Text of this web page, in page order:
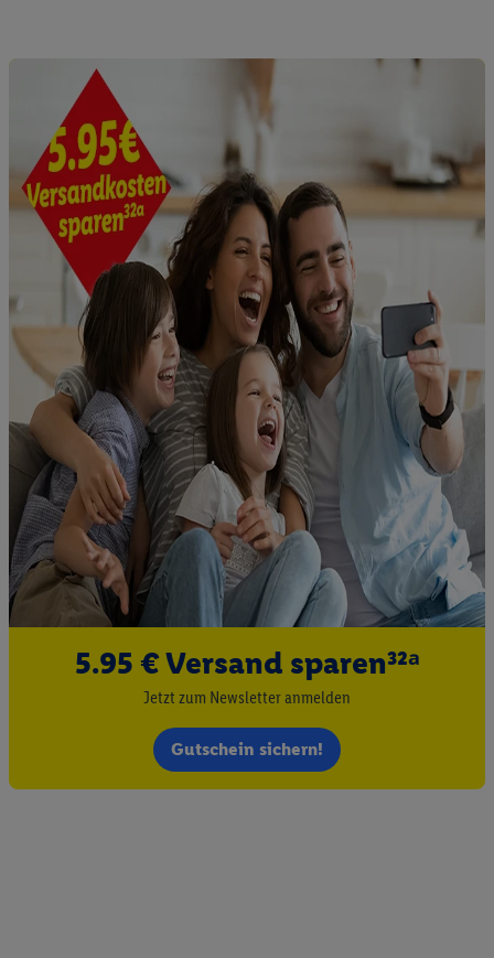
5.95 € Versand sparen³²ᵃ
Jetzt zum Newsletter anmelden
Gutschein sichern!